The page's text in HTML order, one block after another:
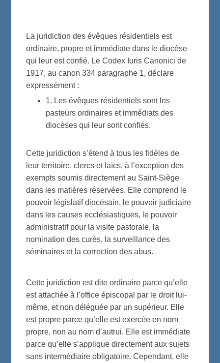
La juridiction des évêques résidentiels est
ordinaire, propre et immédiate dans le diocèse
qui leur est confié. Le Codex Iuris Canonici de
1917, au canon 334 paragraphe 1, déclare
expressément :
1. Les évêques résidentiels sont les
pasteurs ordinaires et immédiats des
diocèses qui leur sont confiés.
Cette juridiction s’étend à tous les fidèles de
leur territoire, clercs et laïcs, à l’exception des
exempts soumis directement au Saint-Siège
dans les matières réservées. Elle comprend le
pouvoir législatif diocésain, le pouvoir judiciaire
dans les causes ecclésiastiques, le pouvoir
administratif pour la visite pastorale, la
nomination des curés, la surveillance des
séminaires et la correction des abus.
Cette juridiction est dite ordinaire parce qu’elle
est attachée à l’office épiscopal par le droit lui-
même, et non déléguée par un supérieur. Elle
est propre parce qu’elle est exercée en nom
propre, non au nom d’autrui. Elle est immédiate
parce qu’elle s’applique directement aux sujets
sans intermédiaire obligatoire. Cependant, elle